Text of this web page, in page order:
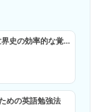
界史の効率的な覚...
めの英語勉強法